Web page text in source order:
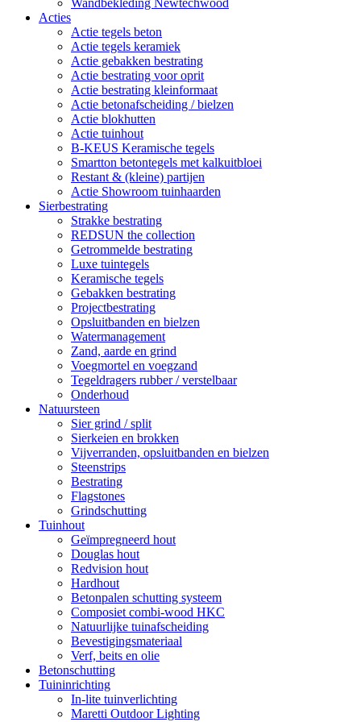
Wandbekleding Newtechwood
Acties
Actie tegels beton
Actie tegels keramiek
Actie gebakken bestrating
Actie bestrating voor oprit
Actie bestrating kleinformaat
Actie betonafscheiding / bielzen
Actie blokhutten
Actie tuinhout
B-KEUS Keramische tegels
Smartton betontegels met kalkuitbloei
Restant & (kleine) partijen
Actie Showroom tuinhaarden
Sierbestrating
Strakke bestrating
REDSUN the collection
Getrommelde bestrating
Luxe tuintegels
Keramische tegels
Gebakken bestrating
Projectbestrating
Opsluitbanden en bielzen
Watermanagement
Zand, aarde en grind
Voegmortel en voegzand
Tegeldragers rubber / verstelbaar
Onderhoud
Natuursteen
Sier grind / split
Sierkeien en brokken
Vijverranden, opsluitbanden en bielzen
Steenstrips
Bestrating
Flagstones
Grindschutting
Tuinhout
Geïmpregneerd hout
Douglas hout
Redvision hout
Hardhout
Betonpalen schutting systeem
Composiet combi-wood HKC
Natuurlijke tuinafscheiding
Bevestigingsmateriaal
Verf, beits en olie
Betonschutting
Tuininrichting
In-lite tuinverlichting
Maretti Outdoor Lighting